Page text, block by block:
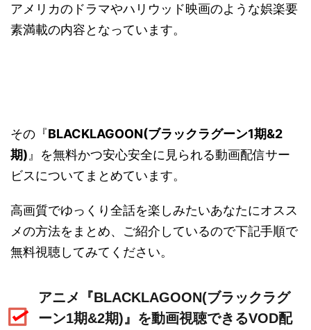
アメリカのドラマやハリウッド映画のような娯楽要
素満載の内容となっています。
その『BLACKLAGOON(ブラックラグーン1期&2
期) 』を無料かつ安心安全に見られる動画配信サー
ビスについてまとめています。
高画質でゆっくり全話を楽しみたいあなたにオスス
メの方法をまとめ、ご紹介しているので下記手順で
無料視聴してみてください。
アニメ『BLACKLAGOON(ブラックラグ
ーン1期&2期)』を動画視聴できるVOD配